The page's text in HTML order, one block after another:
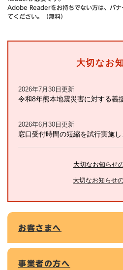
Adobe Readerをお持ちでない方は、バナ
てください。（無料）
大切なお
2026年7月30日更新
令和8年熊本地震災害に対する義
2026年6月30日更新
窓口受付時間の短縮を試行実施し
大切なお知らせ
大切なお知らせ
お客さまへ
事業者の方へ